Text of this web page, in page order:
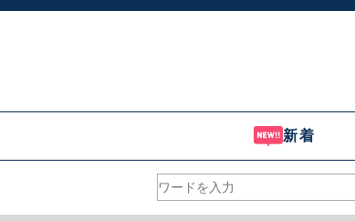
新着